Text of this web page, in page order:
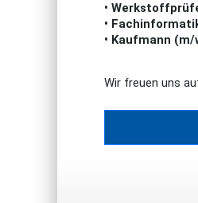
•
•
• Kaufmann
Wir freuen uns